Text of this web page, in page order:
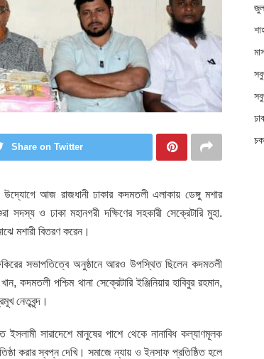
Share on Twitter
উদ্যোগে আজ রাজধানী ঢাকার কদমতলী এলাকায় ডেঙ্গু মশার
সদস্য ও ঢাকা মহানগরী দক্ষিণের সহকারী সেক্রেটারি মুহা.
মশারী বিতরণ করেন।
সভাপতিত্বে অনুষ্ঠানে আরও উপস্থিত ছিলেন কদমতলী
কদমতলী পশ্চিম থানা সেক্রেটারি ইঞ্জিনিয়ার হাবিবুর রহমান,
নেতৃবৃন্দ।
সারাদেশে মানুষের পাশে থেকে নানাবিধ কল্যাণমূলক
করার স্বপ্ন দেখি। সমাজে ন্যায় ও ইনসাফ প্রতিষ্ঠিত হলে